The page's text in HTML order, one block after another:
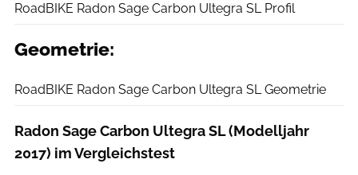
RoadBIKE Radon Sage Carbon Ultegra SL Profil
Geometrie:
RoadBIKE Radon Sage Carbon Ultegra SL Geometrie
Radon Sage Carbon Ultegra SL (Modelljahr
2017) im Vergleichstest